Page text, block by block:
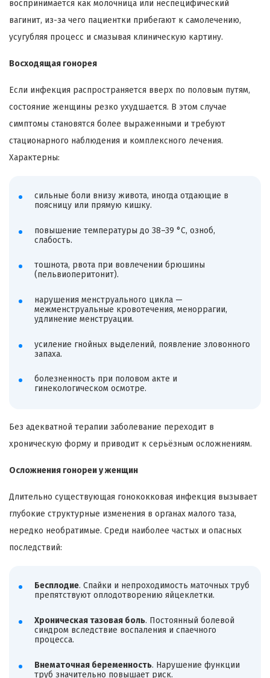
воспринимается как молочница или неспецифический
вагинит, из-за чего пациентки прибегают к самолечению,
усугубляя процесс и смазывая клиническую картину.
Восходящая гонорея
Если инфекция распространяется вверх по половым путям,
состояние женщины резко ухудшается. В этом случае
симптомы становятся более выраженными и требуют
стационарного наблюдения и комплексного лечения.
Характерны:
сильные боли внизу живота, иногда отдающие в
поясницу или прямую кишку.
повышение температуры до 38–39 °C, озноб,
слабость.
тошнота, рвота при вовлечении брюшины
(пельвиоперитонит).
нарушения менструального цикла —
межменструальные кровотечения, меноррагии,
удлинение менструации.
усиление гнойных выделений, появление зловонного
запаха.
болезненность при половом акте и
гинекологическом осмотре.
Без адекватной терапии заболевание переходит в
хроническую форму и приводит к серьёзным осложнениям.
Осложнения гонореи у женщин
Длительно существующая гонококковая инфекция вызывает
глубокие структурные изменения в органах малого таза,
нередко необратимые. Среди наиболее частых и опасных
последствий:
Бесплодие. Спайки и непроходимость маточных труб
препятствуют оплодотворению яйцеклетки.
Хроническая тазовая боль. Постоянный болевой
синдром вследствие воспаления и спаечного
процесса.
Внематочная беременность. Нарушение функции
труб значительно повышает риск.